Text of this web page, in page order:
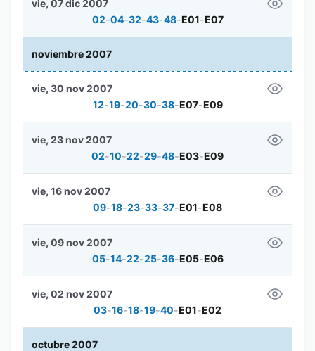
02-04-32-43-48-E01-E07
vie, 07 dic 2007
noviembre 2007
12-19-20-30-38-E07-E09
vie, 30 nov 2007
02-10-22-29-48-E03-E09
vie, 23 nov 2007
09-18-23-33-37-E01-E08
vie, 16 nov 2007
05-14-22-25-36-E05-E06
vie, 09 nov 2007
03-16-18-19-40-E01-E02
vie, 02 nov 2007
octubre 2007